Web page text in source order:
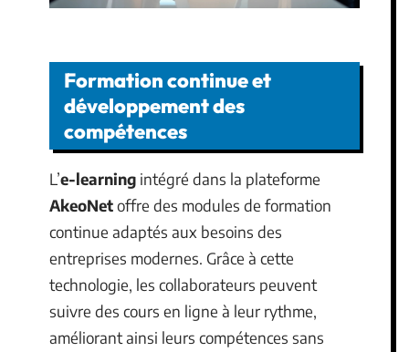
Formation continue et
développement des
compétences
L’e-learning intégré dans la plateforme
AkeoNetoffre des modules de formation
continue adaptés aux besoins des
entreprises modernes. Grâce à cette
technologie, les collaborateurs peuvent
suivre des cours en ligne à leur rythme,
améliorant ainsi leurs compétences sans